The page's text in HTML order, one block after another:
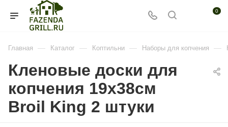
0
Главная — Каталог — Коптильни — Наборы для копчения —
Кленовые доски для
копчения 19x38см
Broil King 2 штуки